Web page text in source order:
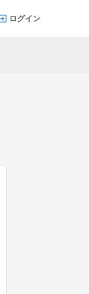
ログイン